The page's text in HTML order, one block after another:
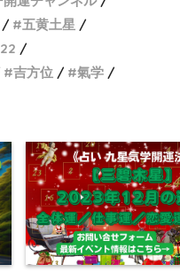
五黄土星
吉方位
氣学